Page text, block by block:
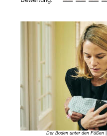
Der Boden unter den Füßen